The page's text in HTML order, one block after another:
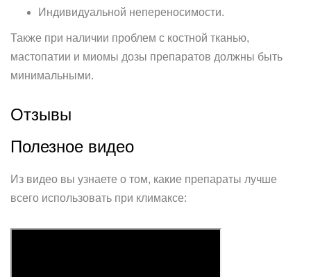
Индивидуальной непереносимости.
Также при наличии проблем с костной тканью,
мастопатии и миомы дозы препаратов должны быть
минимальными.
Отзывы
Полезное видео
Из видео вы узнаете о том, какие препараты лучше
всего использовать при климаксе: